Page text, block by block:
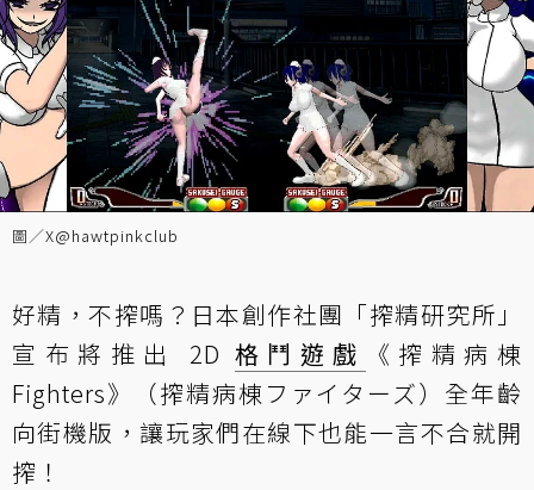
圖／X@hawtpinkclub
好精，不搾嗎？日本創作社團「搾精研究所」
宣布將推出 2D 格鬥遊戲
《搾精病棟
Fighters》（搾精病棟ファイターズ）全年齡
向街機版，讓玩家們在線下也能一言不合就開
搾！